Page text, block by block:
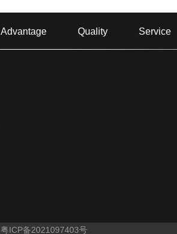
粤ICP备2021097403号
Advantage Quality Service